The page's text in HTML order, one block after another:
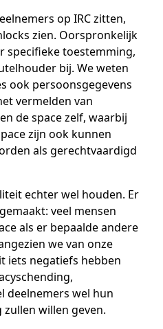
op IRC zitten,
zien. Oorspronkelijk
specifieke toestemming,
bij. We weten
ook persoonsgegevens
vermelden van
de space zelf, waarbij
zijn ook kunnen
als gerechtvaardigd
echter wel houden. Er
veel mensen
als er bepaalde andere
we van onze
iets negatiefs hebben
deelnemers wel hun
willen geven.